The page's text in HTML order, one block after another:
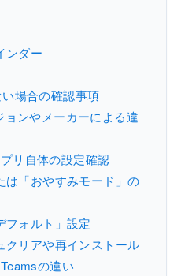
ンダー
場合の確認事項
ンやメーカーによる違
リ自体の設定確認
「おやすみモード」の
ォルト」設定
リアや再インストール
の違い